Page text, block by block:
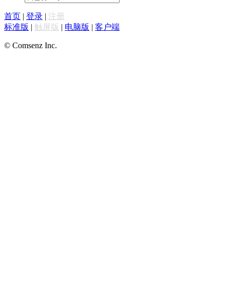
首页 | 登录 | 注册
标准版 | 触屏版 | 电脑版 | 客户端
© Comsenz Inc.